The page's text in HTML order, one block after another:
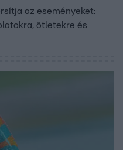
az eseményeket:
ötletekre és